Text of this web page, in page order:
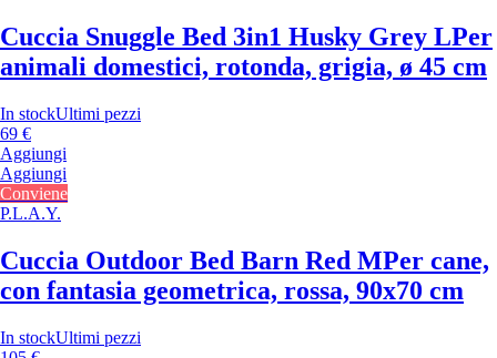
Cuccia Snuggle Bed 3in1 Husky Grey LPer
animali domestici, rotonda, grigia, ø 45 cm
In stockUltimi pezzi
69 €
Aggiungi
Aggiungi
Conviene
P.L.A.Y.
Cuccia Outdoor Bed Barn Red MPer cane,
con fantasia geometrica, rossa, 90x70 cm
In stockUltimi pezzi